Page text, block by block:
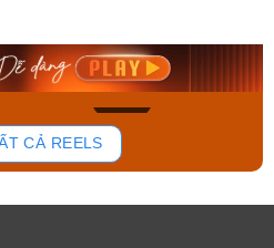
Mua ngay
CẢ REELS